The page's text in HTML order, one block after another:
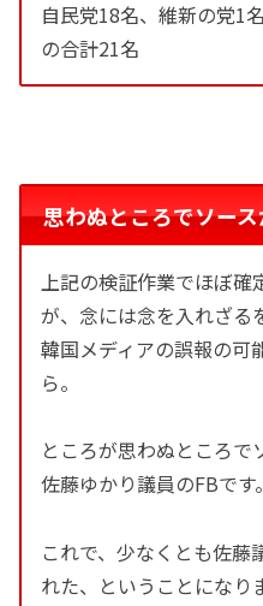
自民党18名、維新の党
の合計21名
思わぬところでソー
上記の検証作業でほぼ
が、念には念を入れざる
韓国メディアの誤報の可
ら。
ところが思わぬところで
佐藤ゆかり議員のFBです。
これで、少なくとも佐藤
れた、ということになり